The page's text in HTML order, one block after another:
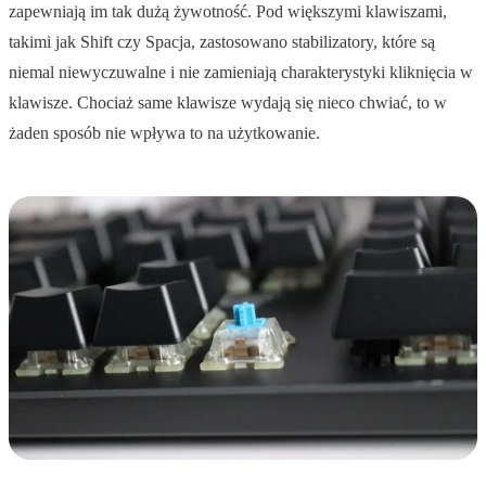
zapewniają im tak dużą żywotność. Pod większymi klawiszami,
takimi jak Shift czy Spacja, zastosowano stabilizatory, które są
niemal niewyczuwalne i nie zamieniają charakterystyki kliknięcia w
klawisze. Chociaż same klawisze wydają się nieco chwiać, to w
żaden sposób nie wpływa to na użytkowanie.